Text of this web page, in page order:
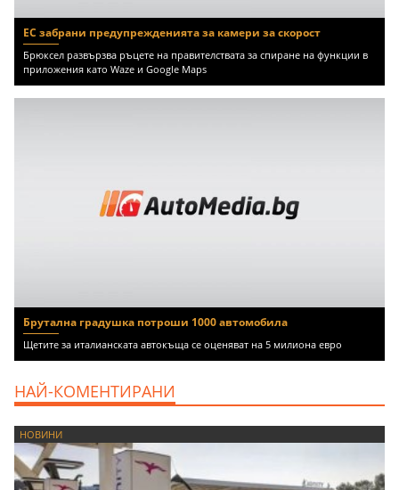
ЕС забрани предупрежденията за камери за скорост
Брюксел развързва ръцете на правителствата за спиране на функции в
приложения като Waze и Google Maps
Брутална градушка потроши 1000 автомобила
Щетите за италианската автокъща се оценяват на 5 милиона евро
НАЙ-КОМЕНТИРАНИ
НОВИНИ